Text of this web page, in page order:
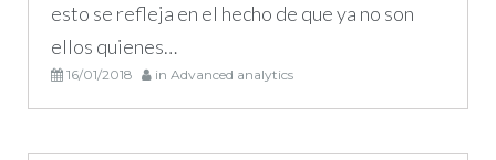
esto se refleja en el hecho de que ya no son
ellos quienes…
16/01/2018 in Advanced analytics